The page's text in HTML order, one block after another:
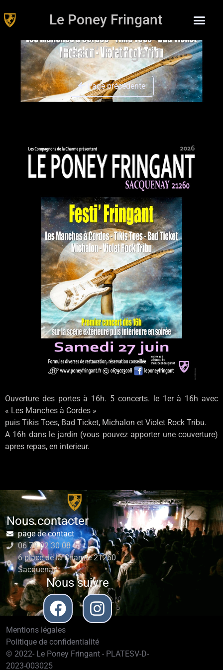
Le Poney Fringant
Festi’ Fringant
Page précédente
Ouverture des portes à 16h. 5 concerts. le 1er à 16h avec
« Les Manches à Cordes »
puis Tikis Toes, Bad Ticket, Michalon et Violet Rock Tribu.
A 16h dans le jardin (vous pouvez apporter une couverture)
apres repas, en interieur.
Nous contacter
page de contact
06 79 02 30 08
6 place de la Charme 21260
Sacquenay
Nous suivre
Mentions légales
Politique de confidentialité
© 2022- Le Poney Fringant - PLATESV-D-
2023-003025